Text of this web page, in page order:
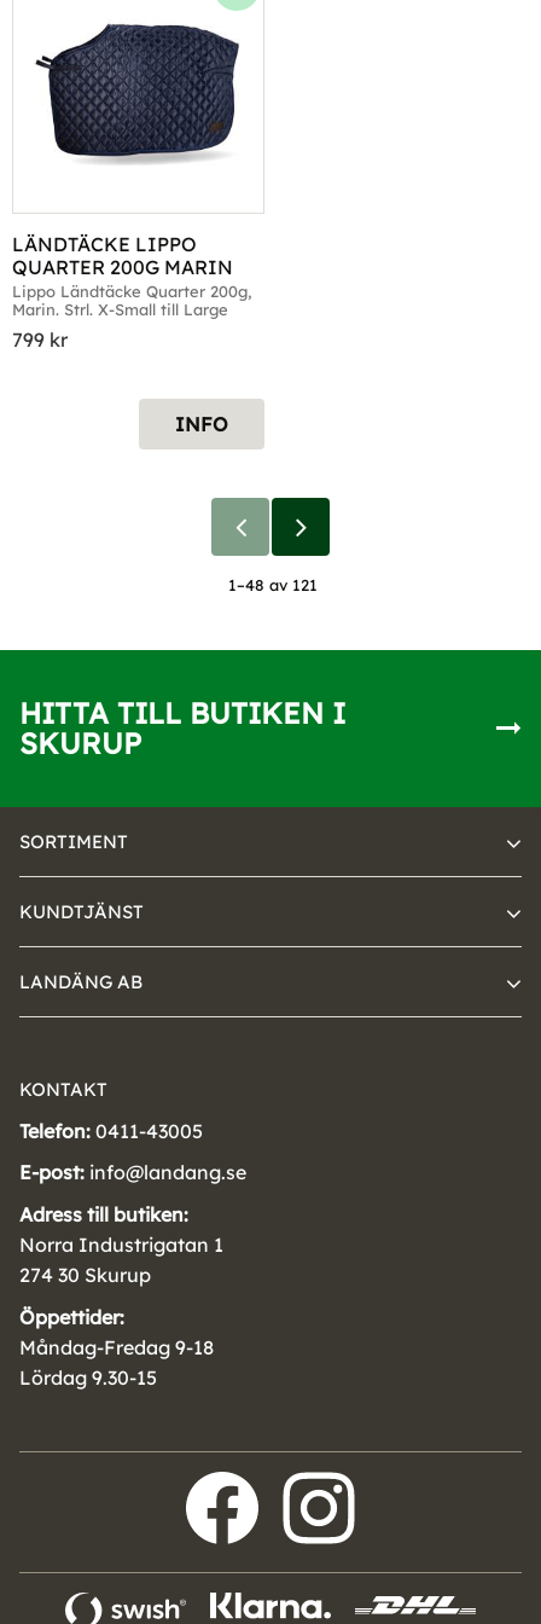
LÄNDTÄCKE LIPPO
QUARTER 200G MARIN
Lippo Ländtäcke Quarter 200g,
Marin. Strl. X-Small till Large
799 kr
INFO
1–48 av 121
HITTA TILL BUTIKEN I
SKURUP
SORTIMENT
KUNDTJÄNST
LANDÄNG AB
KONTAKT
Telefon: 0411-43005
E-post: info@landang.se
Adress till butiken:
Norra Industrigatan 1
274 30 Skurup
Öppettider:
Måndag-Fredag 9-18
Lördag 9.30-15